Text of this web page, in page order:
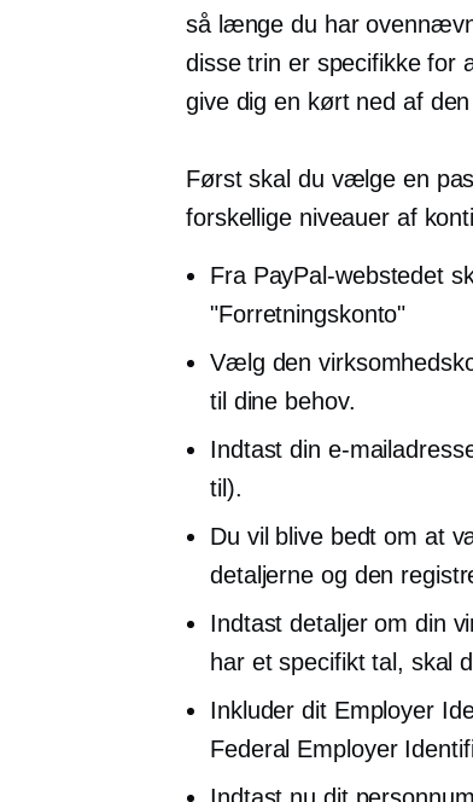
så længe du har
disse trin er specifikke
give dig en kørt ned af
Først skal du vælge en
forskellige niveauer af
Fra PayPal-webstedet
"Forretningskonto"
Vælg den
til dine behov.
Indtast din e-
til).
Du vil blive bedt om at
detaljerne og den
Indtast detaljer om din
har et specifikt tal, skal
Inkluder dit Employer
Federal Employer